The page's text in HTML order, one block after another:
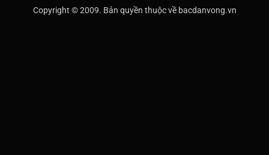
Copyright © 2009. Bản quyền thuộc về bacdanvong.vn